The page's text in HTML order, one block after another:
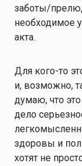
заботы/
необходимое
акта.
Для кого-то
и, возможно,
думаю, что
дело
здоровы и
хотят не